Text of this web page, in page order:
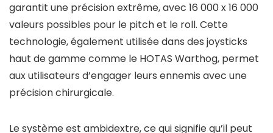
garantit une précision extrême, avec 16 000 x 16 000
valeurs possibles pour le pitch et le roll. Cette
technologie, également utilisée dans des joysticks
haut de gamme comme le HOTAS Warthog, permet
aux utilisateurs d’engager leurs ennemis avec une
précision chirurgicale.
Le système est ambidextre, ce qui signifie qu’il peut